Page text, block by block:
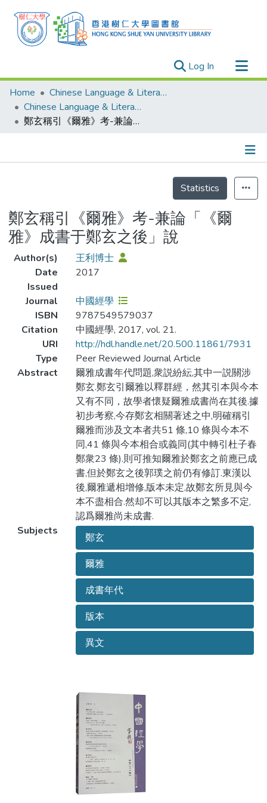
Log In (current)
Research Outputs
Researchers
Organizations
Events
Home
Chinese Language & Literature
Chinese Language & Literature - Publication
鄭玄稱引《爾雅》考-兼論「《爾雅》成書于鄭玄之後」說
Statistics
鄭玄稱引《爾雅》考-兼論「《爾
雅》成書于鄭玄之後」說
Author(s)
王利博士
Date
Issued
2017
Journal
中國經學
ISBN
9787549579037
Citation
中國經學, 2017, vol. 21.
URI
http://hdl.handle.net/20.500.11861/7931
Type
Peer Reviewed Journal Article
Abstract
爾雅成書年代問題,衆説紛紜,其中一説關涉
鄭玄.鄭玄引爾雅以釋群經，然其引本與今本
又有不同，故學者懷疑爾雅成書尚在其後.據
初步考察,今存鄭玄相關著述之中,明確稱引
爾雅而涉及文本者共51 條,10 條與今本不
同,41 條與今本相合或義同(其中轉引杜子春
鄭衆23 條).則可推知爾雅於鄭玄之前應已成
書,但於鄭玄之後郭璞之前仍有修訂.東漢以
後,爾雅遞相增修,版本未定,故鄭玄所見與今
本不盡相合.然却不可以其版本之繁多不定,
認爲爾雅尚未成書.
Subjects
鄭玄
爾雅
成書年代
版本
異文